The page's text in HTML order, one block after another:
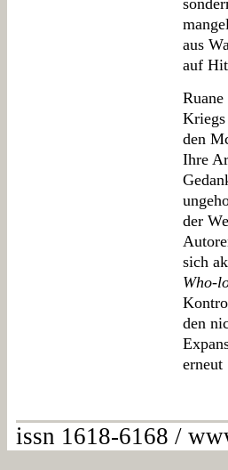
aus
auf
Kriegs
den
Ihre
der
sich
Who-
den
issn 1618-6168 /